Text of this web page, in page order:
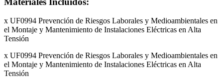
x UF0994 Prevención de Riesgos Laborales y Medioambientales en
el Montaje y Mantenimiento de Instalaciones Eléctricas en Alta
Tensión
x UF0994 Prevención de Riesgos Laborales y Medioambientales en
el Montaje y Mantenimiento de Instalaciones Eléctricas en Alta
Tensión